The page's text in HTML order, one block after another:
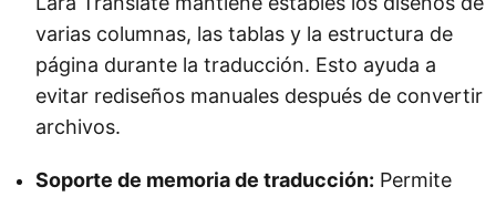
varias columnas, las tablas y la estructura de
página durante la traducción. Esto ayuda a
evitar rediseños manuales después de convertir
archivos.
Soporte de memoria de traducción: Permite